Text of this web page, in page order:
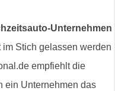
Unternehmen
Stich gelassen werden
empfiehlt die
ein Unternehmen das